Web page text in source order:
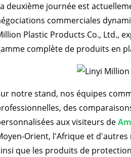
deuxième journée est
commerciales
Plastic Products Co., Ltd.,
complète de produits en
notre stand, nos équipes
des
aux visiteurs de
Orient, l'Afrique et
que les produits de